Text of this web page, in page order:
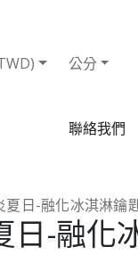
公分
聯絡我們
夏日-融化冰淇淋鑰
日-融化